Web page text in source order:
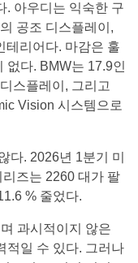
. 아우디는 익숙한 구
공조 디스플레이,
테리어다. 마감은 훌
없다. BMW는 17.9인
스플레이, 그리고
Vision 시스템으로
다. 2026년 1분기 미
즈는 2260 대가 팔
% 줄었다.
과시적이지 않은
적일 수 있다. 그러나